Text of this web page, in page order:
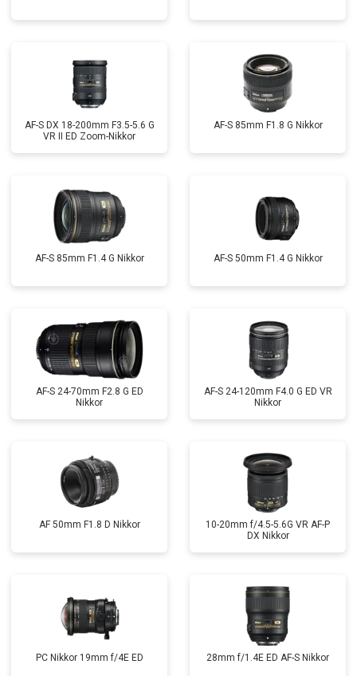
AF-S DX 18-200mm F3.5-5.6 G
VR II ED Zoom-Nikkor
AF-S 85mm F1.8 G Nikkor
AF-S 85mm F1.4 G Nikkor AF-S 50mm F1.4 G Nikkor
AF-S 24-70mm F2.8 G ED
Nikkor
AF-S 24-120mm F4.0 G ED VR
Nikkor
AF 50mm F1.8 D Nikkor
10-20mm f/4.5-5.6G VR AF-P
DX Nikkor
PC Nikkor 19mm f/4E ED 28mm f/1.4E ED AF-S Nikkor